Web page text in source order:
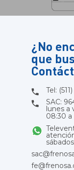
¿No
que
Tel:
SAC:
lunes a
08:30 a